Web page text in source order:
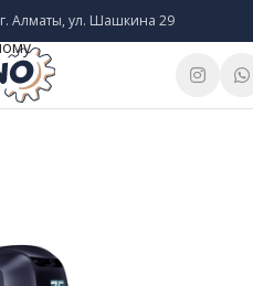
г. Алматы, ул. Шашкина 29